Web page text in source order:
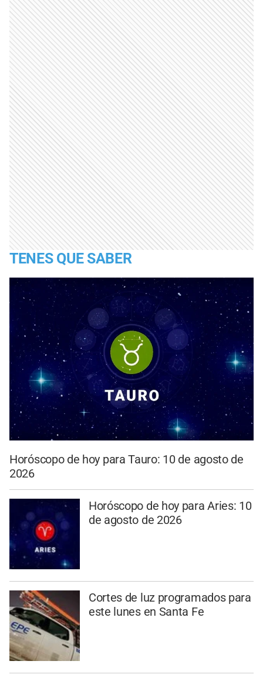
TENES QUE SABER
Horóscopo de hoy para Tauro: 10 de agosto de
2026
Horóscopo de hoy para Aries: 10
de agosto de 2026
Cortes de luz programados para
este lunes en Santa Fe